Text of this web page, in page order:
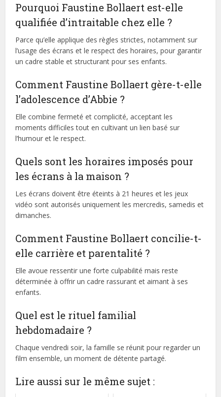
Pourquoi Faustine Bollaert est-elle
qualifiée d’intraitable chez elle ?
Parce qu’elle applique des règles strictes, notamment sur
l’usage des écrans et le respect des horaires, pour garantir
un cadre stable et structurant pour ses enfants.
Comment Faustine Bollaert gère-t-elle
l’adolescence d’Abbie ?
Elle combine fermeté et complicité, acceptant les
moments difficiles tout en cultivant un lien basé sur
l’humour et le respect.
Quels sont les horaires imposés pour
les écrans à la maison ?
Les écrans doivent être éteints à 21 heures et les jeux
vidéo sont autorisés uniquement les mercredis, samedis et
dimanches.
Comment Faustine Bollaert concilie-t-
elle carrière et parentalité ?
Elle avoue ressentir une forte culpabilité mais reste
déterminée à offrir un cadre rassurant et aimant à ses
enfants.
Quel est le rituel familial
hebdomadaire ?
Chaque vendredi soir, la famille se réunit pour regarder un
film ensemble, un moment de détente partagé.
Lire aussi sur le même sujet :